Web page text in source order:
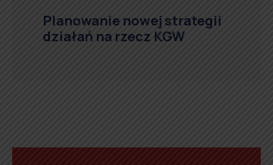
Planowanie nowej strategii
działań na rzecz KGW